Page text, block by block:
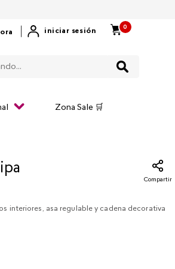
iniciar sesión
0
Zona Sale 🛒
Compartir
interiores, asa regulable y cadena decorativa